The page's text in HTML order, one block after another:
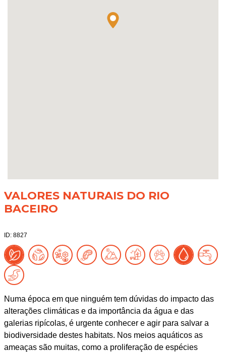
VALORES NATURAIS DO RIO
BACEIRO
ID: 8827
Numa época em que ninguém tem dúvidas do impacto das
alterações climáticas e da importância da água e das
galerias ripícolas, é urgente conhecer e agir para salvar a
biodiversidade destes habitats. Nos meios aquáticos as
ameaças são muitas, como a proliferação de espécies